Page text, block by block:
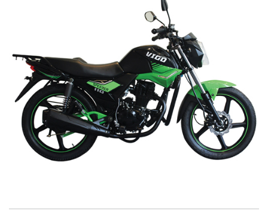
এইচ পাওয়ার (H. Power)
আকিজ (Akij)
জারা (Zaara)